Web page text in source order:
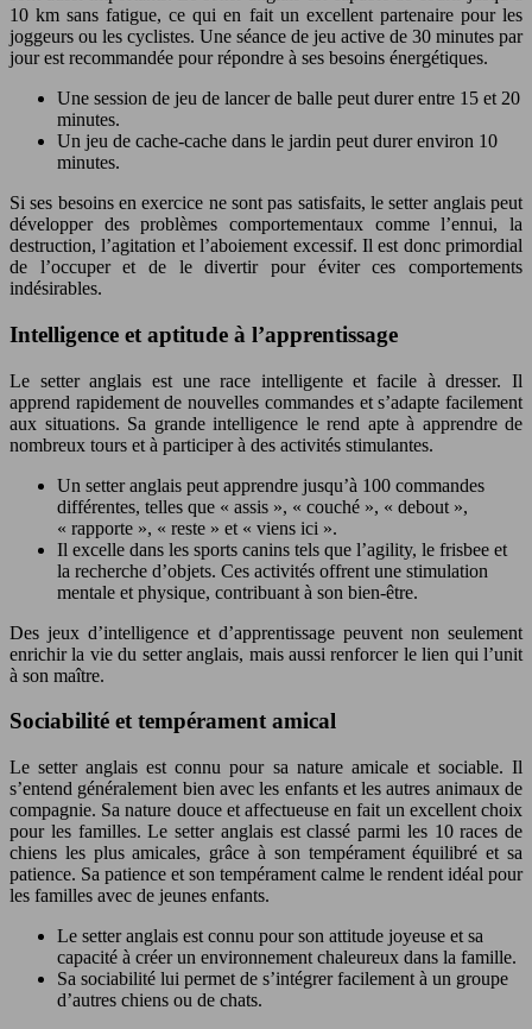
10 km sans fatigue, ce qui en fait un excellent partenaire pour les
joggeurs ou les cyclistes. Une séance de jeu active de 30 minutes par
jour est recommandée pour répondre à ses besoins énergétiques.
Une session de jeu de lancer de balle peut durer entre 15 et 20
minutes.
Un jeu de cache-cache dans le jardin peut durer environ 10
minutes.
Si ses besoins en exercice ne sont pas satisfaits, le setter anglais peut
développer des problèmes comportementaux comme l’ennui, la
destruction, l’agitation et l’aboiement excessif. Il est donc primordial
de l’occuper et de le divertir pour éviter ces comportements
indésirables.
Intelligence et aptitude à l’apprentissage
Le setter anglais est une race intelligente et facile à dresser. Il
apprend rapidement de nouvelles commandes et s’adapte facilement
aux situations. Sa grande intelligence le rend apte à apprendre de
nombreux tours et à participer à des activités stimulantes.
Un setter anglais peut apprendre jusqu’à 100 commandes
différentes, telles que « assis », « couché », « debout »,
« rapporte », « reste » et « viens ici ».
Il excelle dans les sports canins tels que l’agility, le frisbee et
la recherche d’objets. Ces activités offrent une stimulation
mentale et physique, contribuant à son bien-être.
Des jeux d’intelligence et d’apprentissage peuvent non seulement
enrichir la vie du setter anglais, mais aussi renforcer le lien qui l’unit
à son maître.
Sociabilité et tempérament amical
Le setter anglais est connu pour sa nature amicale et sociable. Il
s’entend généralement bien avec les enfants et les autres animaux de
compagnie. Sa nature douce et affectueuse en fait un excellent choix
pour les familles. Le setter anglais est classé parmi les 10 races de
chiens les plus amicales, grâce à son tempérament équilibré et sa
patience. Sa patience et son tempérament calme le rendent idéal pour
les familles avec de jeunes enfants.
Le setter anglais est connu pour son attitude joyeuse et sa
capacité à créer un environnement chaleureux dans la famille.
Sa sociabilité lui permet de s’intégrer facilement à un groupe
d’autres chiens ou de chats.